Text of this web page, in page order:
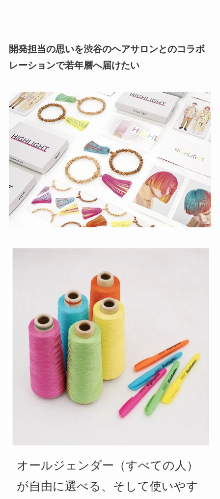
開発担当の思いを渋谷のヘアサロンとのコラボ
レーションで若年層へ届けたい
オールジェンダー（すべての人）
が自由に選べる、そして使いやす